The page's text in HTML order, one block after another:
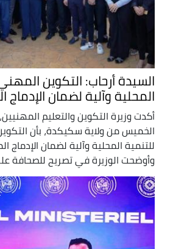
السيدة أرحاب: التكوين المهني
المحلية وآلية لضمان الإدماج
أكدت وزيرة التكوين والتعليم
الخميس من ولاية سكيكدة، بأن
للتنمية المحلية وآلية لضمان الإدماج
وأوضحت الوزيرة في تصريح للصحافة